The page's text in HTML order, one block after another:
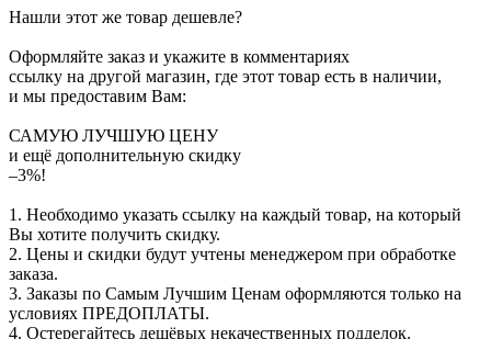
Нашли этот же товар дешевле?
Оформляйте заказ и укажите в комментариях
ссылку на другой магазин, где этот товар есть в наличии,
и мы предоставим Вам:
САМУЮ ЛУЧШУЮ ЦЕНУ
и ещё дополнительную скидку
–3%!
1. Необходимо указать ссылку на каждый товар, на который
Вы хотите получить скидку.
2. Цены и скидки будут учтены менеджером при обработке
заказа.
3. Заказы по Самым Лучшим Ценам оформляются только на
условиях ПРЕДОПЛАТЫ.
4. Остерегайтесь дешёвых некачественных подделок.